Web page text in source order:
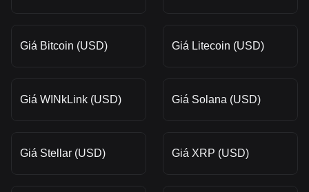
Giá Bitcoin (USD) Giá Litecoin (USD)
Giá WINkLink (USD) Giá Solana (USD)
Giá Stellar (USD) Giá XRP (USD)